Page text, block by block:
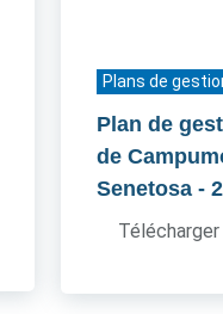
Plans de
Plan de
de
Senetosa -